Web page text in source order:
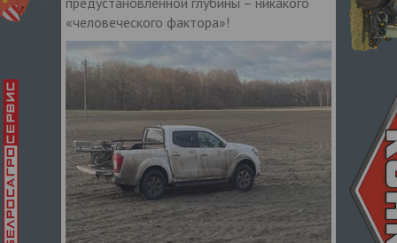
«человеческого фактора»!